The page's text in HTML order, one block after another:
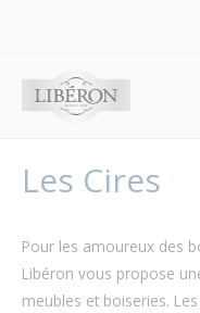
Les Cires
Pour les amoureux des
Libéron vous propose
meubles et boiseries.